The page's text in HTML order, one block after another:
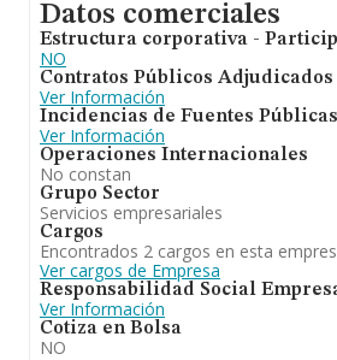
Datos comerciales
Estructura corporativa -
NO
Contratos Públicos Adjudicados
Ver Información
Incidencias de Fuentes Públicas
Ver Información
Operaciones Internacionales
No constan
Grupo Sector
Servicios empresariales
Cargos
Encontrados 2 cargos en esta
Ver cargos de Empresa
Responsabilidad Social
Ver Información
Cotiza en Bolsa
NO